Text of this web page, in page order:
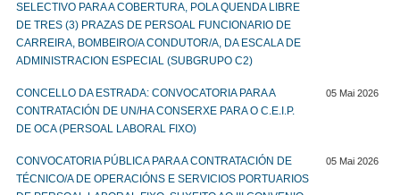
SELECTIVO PARA A COBERTURA, POLA QUENDA LIBRE
DE TRES (3) PRAZAS DE PERSOAL FUNCIONARIO DE
CARREIRA, BOMBEIRO/A CONDUTOR/A, DA ESCALA DE
ADMINISTRACION ESPECIAL (SUBGRUPO C2)
CONCELLO DA ESTRADA: CONVOCATORIA PARA A
CONTRATACIÓN DE UN/HA CONSERXE PARA O C.E.I.P.
DE OCA (PERSOAL LABORAL FIXO)
05 Mai 2026
CONVOCATORIA PÚBLICA PARA A CONTRATACIÓN DE
TÉCNICO/A DE OPERACIÓNS E SERVICIOS PORTUARIOS
05 Mai 2026